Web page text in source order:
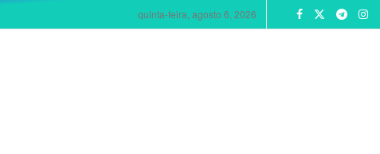
quinta-feira, agosto 6, 2026